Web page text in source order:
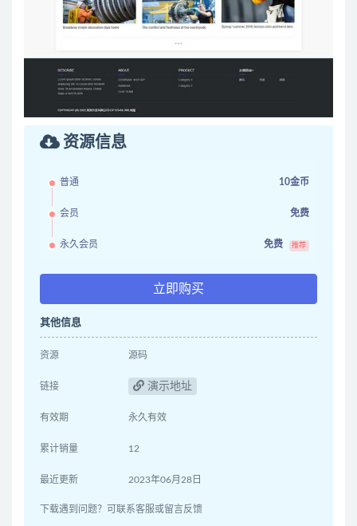
资源信息
普通 10金币
会员 免费
永久会员 免费 推荐
立即购买
其他信息
资源 源码
链接 演示地址
有效期 永久有效
累计销量 12
最近更新 2023年06月28日
下载遇到问题？可联系客服或留言反馈